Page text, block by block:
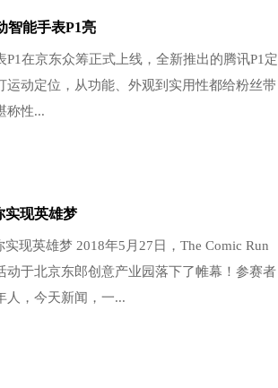
智能手表P1亮
在京东众筹正式上线，全新推出的腾讯P1定
运动定位，从功能、外观到实用性都给粉丝带
称性...
实现英雄梦
现英雄梦 2018年5月27日，The Comic Run
动于北京东郎创意产业园落下了帷幕！参赛者
人，今天新闻，一...